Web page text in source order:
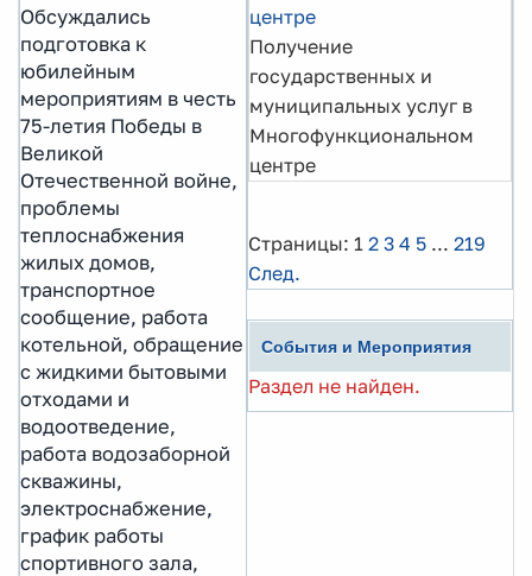
Обсуждались
подготовка к
юбилейным
мероприятиям в честь
75-летия Победы в
Великой
Отечественной войне,
проблемы
теплоснабжения
жилых домов,
транспортное
сообщение, работа
котельной, обращение
с жидкими бытовыми
отходами и
водоотведение,
работа водозаборной
скважины,
электроснабжение,
график работы
спортивного зала,
центре
Получение
государственных и
муниципальных услуг в
Многофункциональном
центре
Страницы: 1 2 3 4 5 ... 219
След.
События и Мероприятия
Раздел не найден.